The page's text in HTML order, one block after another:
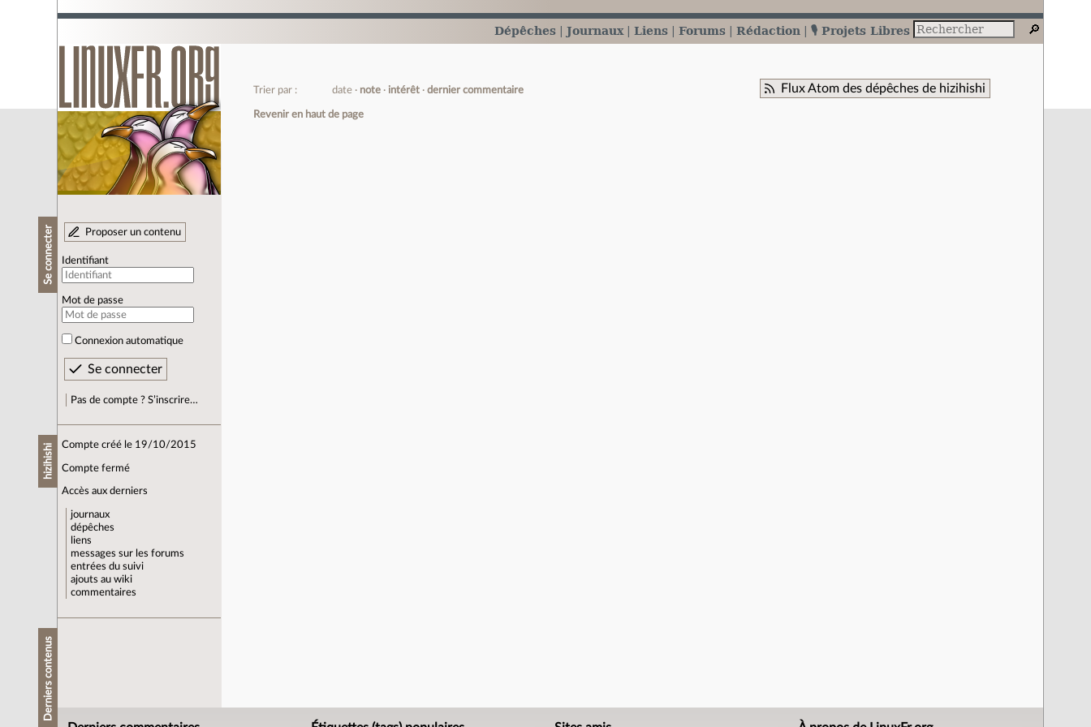
Dépêches Journaux Liens Forums Rédaction 🎙️ Projets Libres
Se connecter Proposer un contenu
Identifiant
Mot de passe
Connexion automatique
Pas de compte ? S’inscrire…
hizihishi Compte créé le 19/10/2015
Compte fermé
Accès aux derniers
journaux
dépêches
liens
messages sur les forums
entrées du suivi
ajouts au wiki
commentaires
Derniers contenus
Flux Atom des dépêches de hizihishi
Trier par : date note intérêt dernier commentaire
Revenir en haut de page